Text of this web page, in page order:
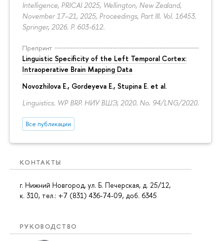
Intelligence, PRICAI 2025, Wellington, New Zealand,
November 17–21, 2025, Proceedings, Part III. Vol. 16453.
Springer, 2026. P. 603-612.
Препринт
Linguistic Specificity of the Left Temporal Cortex:
Intraoperative Brain Mapping Data
Novozhilova E., Gordeyeva E., Stupina E. et al.
Linguistics. WP BRP. НИУ ВШЭ, 2020. No. 94/LNG/2020.
Все публикации
КОНТАКТЫ
г. Нижний Новгород, ул. Б. Печерская, д. 25/12,
к. 310, тел.: +7 (831) 436-74-09, доб. 6345
РУКОВОДСТВО